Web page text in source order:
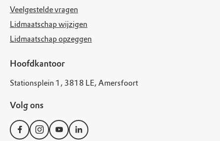
Veelgestelde vragen
Lidmaatschap wijzigen
Lidmaatschap opzeggen
Hoofdkantoor
Stationsplein 1, 3818 LE, Amersfoort
Volg ons